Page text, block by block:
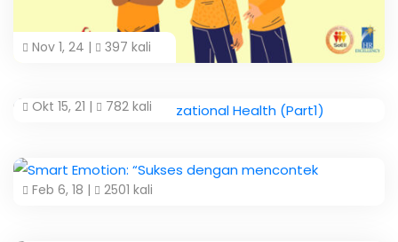
Nov 1, 24 | 397 kali
Okt 15, 21 | 782 kali
Feb 6, 18 | 2501 kali